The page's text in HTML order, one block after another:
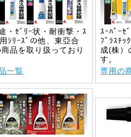
・ｾﾞﾘｰ状・耐衝撃・ｽ
ｼﾘｰｽﾞの他、東亞合
品を取り扱っており
一覧
ｽｰﾊﾟｰｾ
ﾌﾟﾗｽﾁｯ
成(株）
す。
専用の